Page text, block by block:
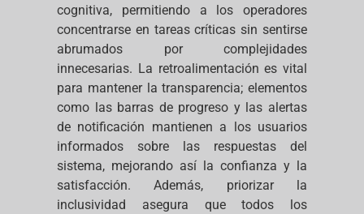
cognitiva, permitiendo a los operadores
concentrarse en tareas críticas sin sentirse
abrumados por complejidades
innecesarias. La retroalimentación es vital
para mantener la transparencia; elementos
como las barras de progreso y las alertas
de notificación mantienen a los usuarios
informados sobre las respuestas del
sistema, mejorando así la confianza y la
satisfacción. Además, priorizar la
inclusividad asegura que todos los